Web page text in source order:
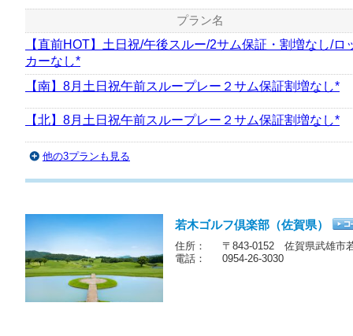
プラン名
【直前HOT】土日祝/午後スルー/2サム保証・割増なし/ロ
カーなし*
【南】8月土日祝午前スループレー２サム保証割増なし*
【北】8月土日祝午前スループレー２サム保証割増なし*
他の3プランも見る
若木ゴルフ倶楽部（佐賀県）
住所：
〒843-0152 佐賀県武雄市
電話：
0954-26-3030